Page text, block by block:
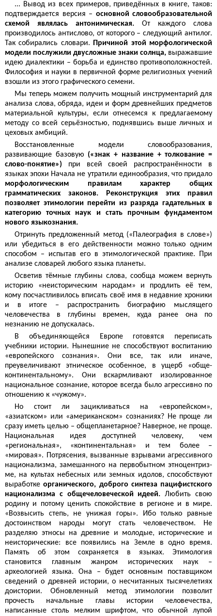
... Вывод из всех примеров, приведённых в книге, таков:
подтверждается версия – основной слово­образова­тельной
схемой являлась антоними­ческая. От каждого слова
производилось антислово, от которого – следующий антилог.
Так собирались словари.
Причиной этой морфологической
модели послужили двусложные знаки солнца, выражавшие
идею диалектики – борьба и единство противоположностей.
Философия и науки в первичной форме религиозных учений
взошли из этого графического семени.
Мы теперь можем получить мощный инструментарий для
анализа слова, обряда, идеи и форм древнейших предметов
материальной культуры, если отнесемся к предлагаемому
методу со всей серьёзностью, поднявшись выше личных и
цеховых амбиций.
Восстановленные модели слово­образова­ния,
развивающие базовую («знак + название + толкование =
слово-понятие») при всей своей распространённости в
языках эпохи Начала не утратили единообразия, что придало
морфологическим правилам характер общих
грамматических законов. Реконструкция этих правил
позволяет этимологии перейти из разряда гадательных в
категорию точных наук и стать прочным фундаментом
нового языкознания.
Отринуть предложенный метод («Палеография в слове»)
или убедиться в его действенности можно только одним
способом – испытав его в этимологической практике. При
анализе словарей любого языка планеты.
Осветив тёмные глубины слова, сообща можем вернуть
историю «неисторическим народам» и продлить её тем,
кому посчастливилось вписать своё имя в недавние хроники
и в итоге – распространить биографию мыслящего
человечества в глубины времен, куда ранее она по
незнанию не допускалась.
В объединяющейся Европе готовятся переписать
учебники истории. Нынешние не способствуют воспитанию
«европейского сознания». Они все, так или иначе,
преувеличивают этническое особенное, в ущерб «обще­
континен­тальному». Они вскармливают изолированное
национальное сознание, которое всегда было агрессивно по
отношению к «чужому».
Но стоит ли зацикливаться на «европей­ском»,
«азиатском» или «американ­ском» сознаниях? Не проще ли
сразу иметь целью – обще­плане­тарное? Наверное, не проще.
Национальная идея доступней человеку, чем
«региональная», «континен­тальная» и тем более –
«мировая». Потрясения, вызванные взрывами агрессивного
национализма, замешанного на первобытном этно­центриз­
ме, на культах небесных или земных идолов, способствуют
выработкеорганического, доброго синтеза пацифистского
нацио­нализма с общечеловеческой идеей. Любить свою
родину и потому ценить спокойствие в регионе и в мире.
«Возвысить степь, не унижая горы». Ибо только равные
достоинством народы могут стать человечеством. Не
разделяю этносы на древние и молодые, исторические и
неисторические: все появились на Земле в одно время.
Память об этом сохраняется в языках. Этимология
становится главным жанром исторических наук –
археологией языка. Она – будет основным поставщиком
сведений о древней истории, о несчитанных тысячелетиях
доистории. Обновленный метод этимологии позволит
прочесть начальные главы истории человечества,
написанные столь мелким шрифтом, что обычной лупой